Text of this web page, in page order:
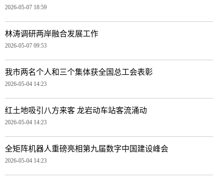
2026-05-07 18:59
林涛调研两岸融合发展工作
2026-05-07 09:53
我市两名个人和三个集体获全国总工会表彰
2026-05-04 14:23
红土地吸引八方来客 龙岩动车站客流涌动
2026-05-04 14:23
全矩阵机器人重磅亮相第九届数字中国建设峰会
2026-05-04 14:23